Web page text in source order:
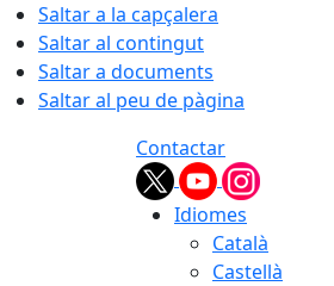
Saltar a la capçalera
Saltar al contingut
Saltar a documents
Saltar al peu de pàgina
Contactar
Idiomes
Català
Castellà